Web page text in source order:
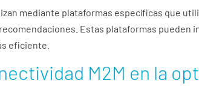
mediante plataformas específicas que
Estas plataformas pueden
eficiente.
M2M en la